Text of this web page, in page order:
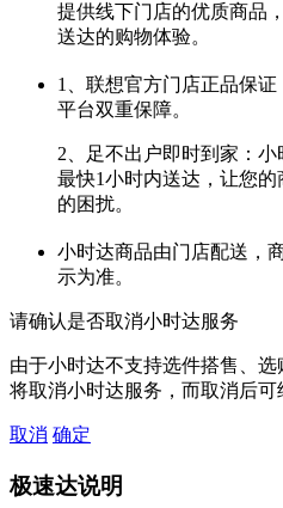
提供线下门店的优质商品
送达的购物体验。
1、联想官方门店正品保
平台双重保障。
2、足不出户即时到家：小
最快1小时内送达，让您
的困扰。
小时达商品由门店配送，
示为准。
请确认是否取消小时达服务
由于小时达不支持选件搭售、
将取消小时达服务，而取消后可
取消 确定
极速达说明